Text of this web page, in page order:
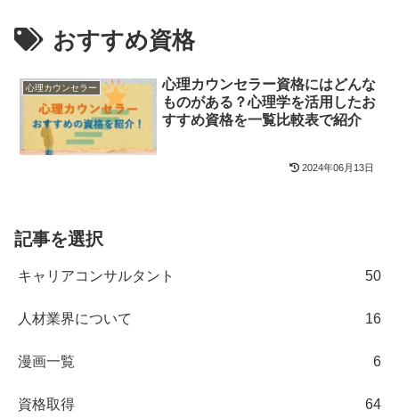
おすすめ資格
心理カウンセラー
心理カウンセラー資格にはどんな
ものがある？心理学を活用したお
すすめ資格を一覧比較表で紹介
2024年06月13日
記事を選択
キャリアコンサルタント 50
人材業界について 16
漫画一覧 6
資格取得 64